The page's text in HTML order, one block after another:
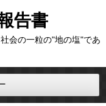
告書
会の一粒の"地の塩"であ